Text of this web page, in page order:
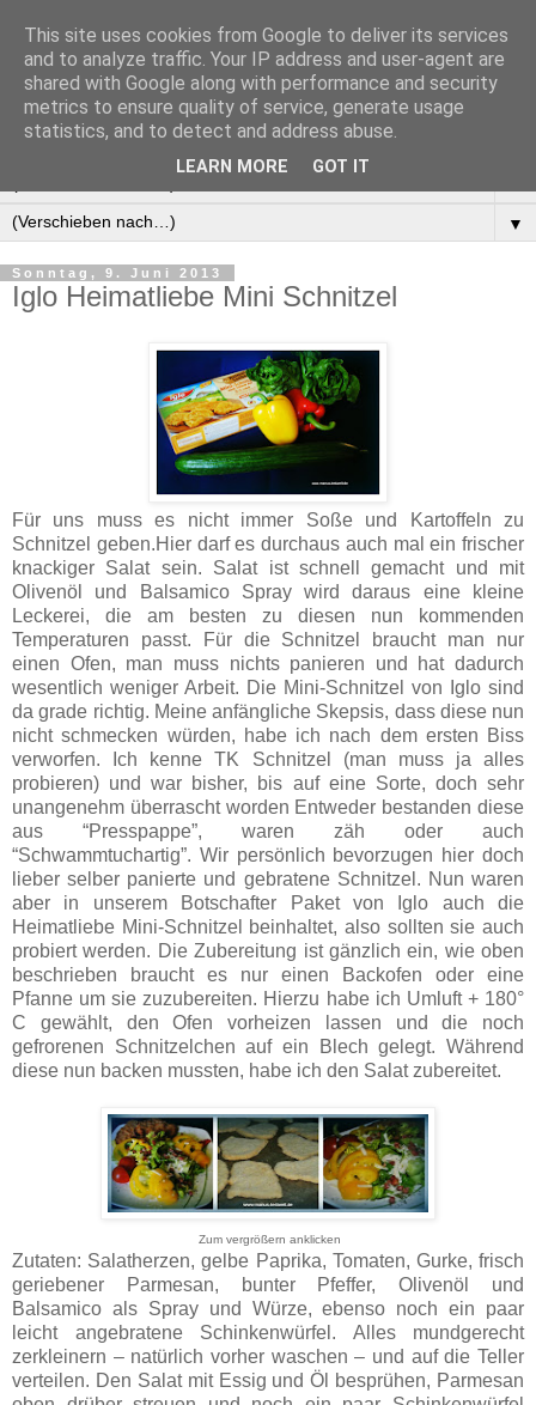
Manus Testwelt, alles
außer langweilig
▼
Sonntag, 9. Juni 2013
Iglo Heimatliebe Mini Schnitzel
Für uns muss es nicht immer Soße und Kartoffeln zu
Schnitzel geben.Hier darf es durchaus auch mal ein frischer
knackiger Salat sein. Salat ist schnell gemacht und mit
Olivenöl und Balsamico Spray wird daraus eine kleine
Leckerei, die am besten zu diesen nun kommenden
Temperaturen passt. Für die Schnitzel braucht man nur
einen Ofen, man muss nichts panieren und hat dadurch
wesentlich weniger Arbeit. Die Mini-Schnitzel von Iglo sind
da grade richtig. Meine anfängliche Skepsis, dass diese nun
nicht schmecken würden, habe ich nach dem ersten Biss
verworfen. Ich kenne TK Schnitzel (man muss ja alles
probieren) und war bisher, bis auf eine Sorte, doch sehr
unangenehm überrascht worden Entweder bestanden diese
aus “Presspappe”, waren zäh oder auch
“Schwammtuchartig”. Wir persönlich bevorzugen hier doch
lieber selber panierte und gebratene Schnitzel. Nun ­waren
aber in unserem Botschafter ­Paket von Iglo auch die
Heimatliebe Mini-Schnitzel beinhaltet, also sollten sie auch
probiert werden. Die Zubereitung ist gänzlich ein, wie oben
beschrieben braucht es nur einen Backofen oder eine
Pfanne um sie zuzubereiten. Hierzu habe ich Umluft + 180°
C gewählt, den Ofen vorheizen lassen und die noch
gefrorenen Schnitzelchen auf ein Blech gelegt. Während
diese nun backen mussten, habe ich den Salat zubereitet.
Zum vergrößern anklicken
Zutaten: Salatherzen, gelbe Paprika, Tomaten, Gurke, frisch
geriebener Parmesan, bunter Pfeffer, Olivenöl und
Balsamico als Spray und Würze, ebenso noch ein paar
leicht angebratene Schinkenwürfel. Alles mundgerecht
zerkleinern – natürlich vorher waschen – und auf die Teller
verteilen. Den Salat mit Essig und Öl besprühen, Parmesan
This site uses cookies from Google to deliver its services
and to analyze traffic. Your IP address and user-agent are
shared with Google along with performance and security
metrics to ensure quality of service, generate usage
statistics, and to detect and address abuse.
LEARN MORE GOT IT